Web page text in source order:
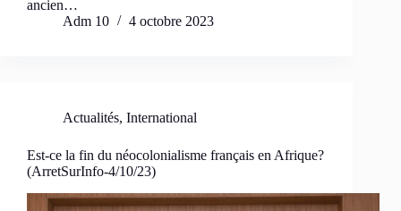
ancien…
Adm 10
4 octobre 2023
Actualités, International
Est-ce la fin du néocolonialisme français en Afrique?
(ArretSurInfo-4/10/23)